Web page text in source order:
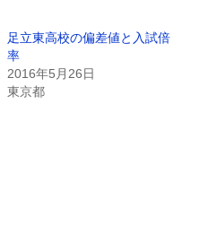
足立東高校の偏差値と入試倍
率
2016年5月26日
東京都